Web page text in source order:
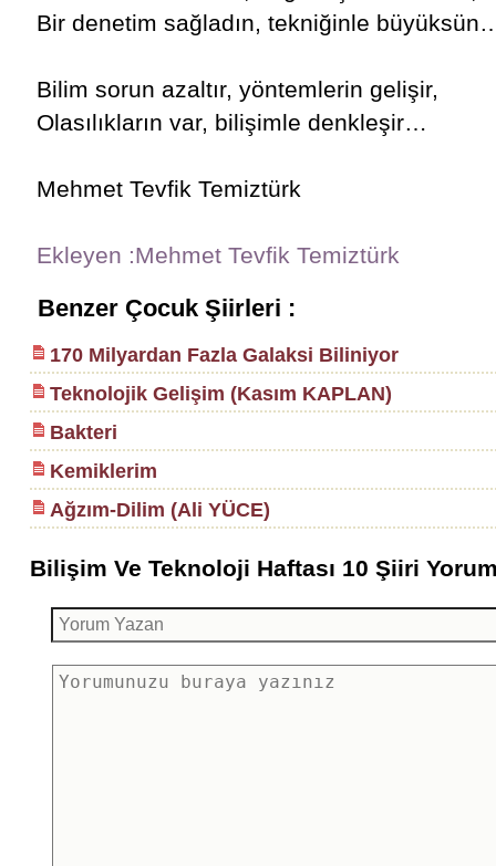
Bir denetim sağladın, tekniğinle
Bilim sorun azaltır, yöntemlerin gelişir,
Olasılıkların var, bilişimle denkleşir…
Mehmet Tevfik Temiztürk
Ekleyen :Mehmet Tevfik Temiztürk
Benzer Çocuk Şiirleri :
170 Milyardan Fazla Galaksi Biliniyor
Teknolojik Gelişim (Kasım KAPLAN)
Bakteri
Kemiklerim
Ağzım-Dilim (Ali YÜCE)
Bilişim Ve Teknoloji Haftası 10 Şiiri